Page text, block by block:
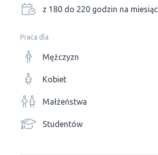
z 180 do 220 godzin na miesiąc
Praca dla
Mężczyzn
Kobiet
Małżeństwa
Studentów